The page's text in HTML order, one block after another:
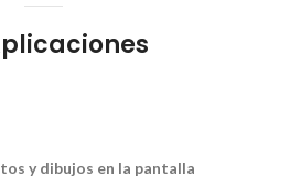
y dibujos en la pantalla